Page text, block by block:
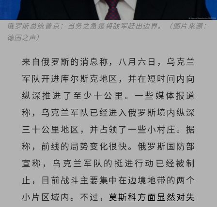
俄罗斯总统普京：当务之急是将敌军赶出边界。（图片来源：
德国之声）
来自俄罗斯的消息称，八月六日，乌克兰
军队开进库尔斯克地区，并在短时间内向
纵深推进了至少十公里。一些媒体报道
称，乌克兰军队已经进入俄罗斯境内纵深
三十公里地区，并占领了一些小村庄。据
称，前线的局势变化很快。俄罗斯国防部
宣称，乌克兰军队的挺进行动已经被制
止，目前战斗主要集中在边境地带的两个
小片区域内。不过， 莫斯科方面显然对失